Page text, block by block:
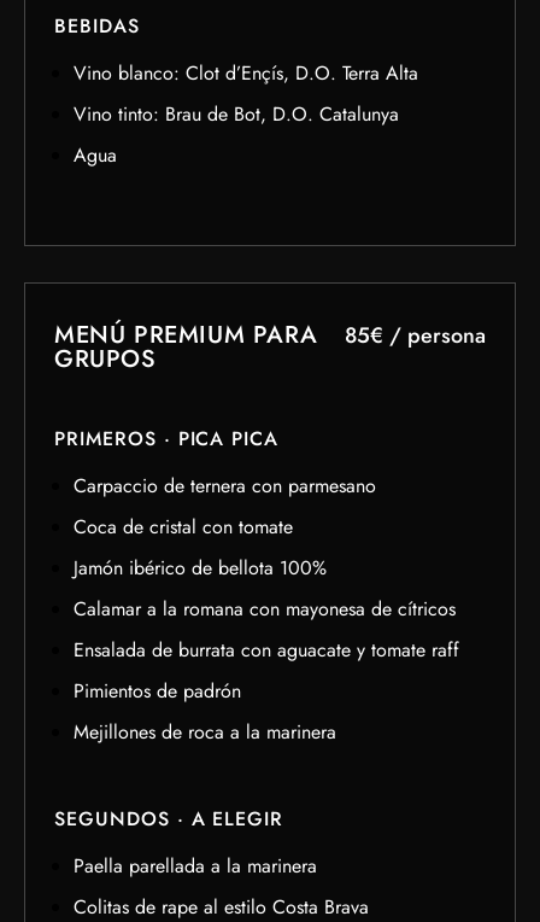
BEBIDAS
Vino blanco: Clot d’Ençís, D.O. Terra Alta
Vino tinto: Brau de Bot, D.O. Catalunya
Agua
MENÚ PREMIUM PARA
GRUPOS
85€ / persona
PRIMEROS · PICA PICA
Carpaccio de ternera con parmesano
Coca de cristal con tomate
Jamón ibérico de bellota 100%
Calamar a la romana con mayonesa de cítricos
Ensalada de burrata con aguacate y tomate raff
Pimientos de padrón
Mejillones de roca a la marinera
SEGUNDOS · A ELEGIR
Paella parellada a la marinera
Colitas de rape al estilo Costa Brava